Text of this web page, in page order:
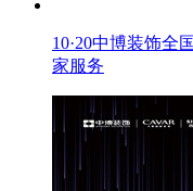
10·20中博装饰
家服务